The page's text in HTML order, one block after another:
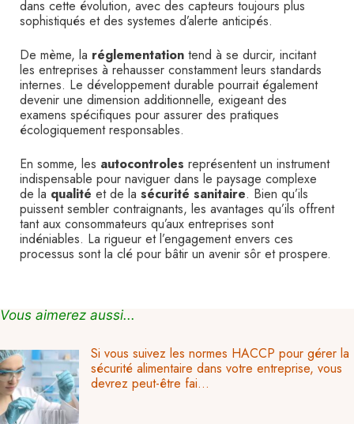
dans cette évolution, avec des capteurs toujours plus
sophistiqués et des systemes d’alerte anticipés.
De mème, la réglementation tend à se durcir, incitant
les entreprises à rehausser constamment leurs standards
internes. Le développement durable pourrait également
devenir une dimension additionnelle, exigeant des
examens spécifiques pour assurer des pratiques
écologiquement responsables.
En somme, les autocontroles représentent un instrument
indispensable pour naviguer dans le paysage complexe
de la qualité et de la sécurité sanitaire. Bien qu’ils
puissent sembler contraignants, les avantages qu’ils offrent
tant aux consommateurs qu’aux entreprises sont
indéniables. La rigueur et l’engagement envers ces
processus sont la clé pour bâtir un avenir sôr et prospere.
Vous aimerez aussi...
Si vous suivez les normes HACCP pour gérer la
sécurité alimentaire dans votre entreprise, vous
devrez peut-être fai...